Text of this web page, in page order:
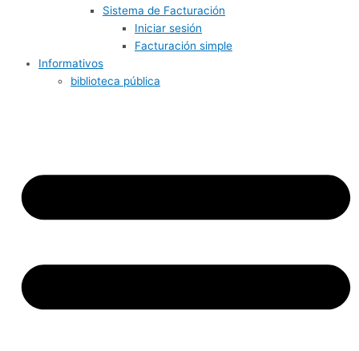
Sistema de Facturación
Iniciar sesión
Facturación simple
Informativos
biblioteca pública